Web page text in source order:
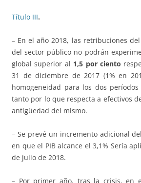
Título III.
– En el año 2018, las retribuciones
del sector público no podrán
global superior al 1,5 por ciento
31 de diciembre de 2017 (1% en
homogeneidad para los dos
tanto por lo que respecta a efectivos
antigüedad del mismo.
– Se prevé un incremento adicional
en que el PIB alcance el 3,1% Sería
de julio de 2018.
– Por primer año, tras la crisis, en